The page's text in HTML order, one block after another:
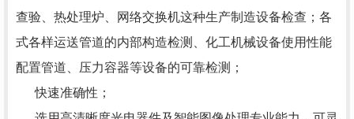
查验、热处理炉、网络交换机这种生产制造设备检查；各
式各样运送管道的内部构造检测、化工机械设备使用性能
配置管道、压力容器等设备的可靠检测；
快速准确性；